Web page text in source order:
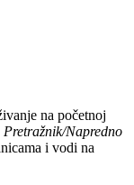
na početnoj
Pretražnik/Napredno
i vodi na